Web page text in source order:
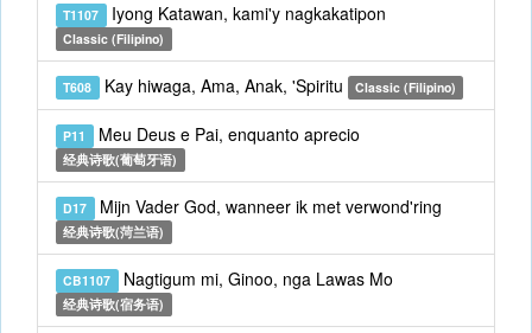
T1107 Iyong Katawan, kami'y nagkakatipon
Classic (Filipino)
T608 Kay hiwaga, Ama, Anak, 'Spiritu Classic (Filipino)
P11 Meu Deus e Pai, enquanto aprecio
经典诗歌(葡萄牙语)
D17 Mijn Vader God, wanneer ik met verwond'ring
经典诗歌(菏兰语)
CB1107 Nagtigum mi, Ginoo, nga Lawas Mo
经典诗歌(宿务语)